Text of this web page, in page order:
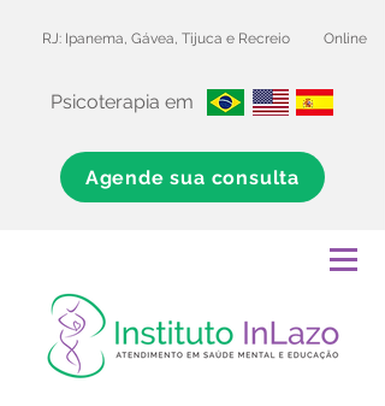
RJ: Ipanema, Gávea, Tijuca e Recreio Online
Psicoterapia em
Agende sua consulta